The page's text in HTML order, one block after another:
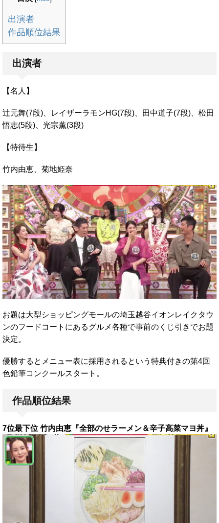
出演者
作品順位結果
出演者
【名人】
辻元舞(7段)、レイザーラモンHG(7段)、田中道子(7段)、松田
悟志(5段)、光宗薫(3段)
【特待生】
竹内由恵、菊地姫奈
お題は大型ショッピングモールの埼玉越谷イオンレイクタウ
ンのフードコートにあるグルメ各種で事前のくじ引きでお題
決定。
優勝するとメニュー表に採用されるという特典付きの第4回
色鉛筆コンクールスタート。
作品順位結果
7位最下位 竹内由恵『全部のせラーメン＆辛子高菜マヨ丼』